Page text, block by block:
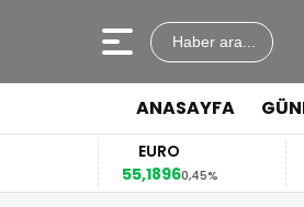
Haber ara...
ANASAYFA
EURO
55,18960,45%